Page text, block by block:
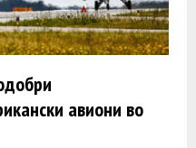
авиони во